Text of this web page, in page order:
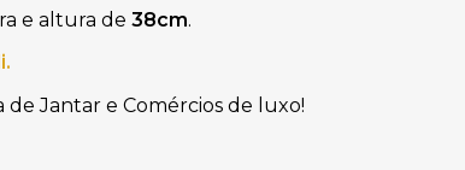
e altura de 38cm.
de Jantar e Comércios de luxo!